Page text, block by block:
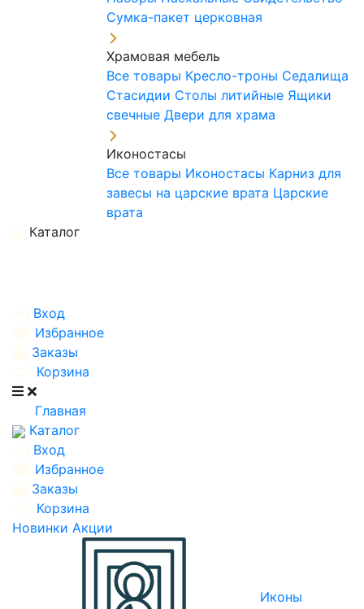
Сумка-пакет церковная
Храмовая мебель
Все товары Кресло-троны Седалища
Стасидии Столы литийные Ящики
свечные Двери для храма
Иконостасы
Все товары Иконостасы Карниз для
завесы на царские врата Царские
врата
Каталог
Вход
Избранное
Заказы
Корзина
Главная
Каталог
Вход
Избранное
Заказы
Корзина
Новинки Акции
Иконы